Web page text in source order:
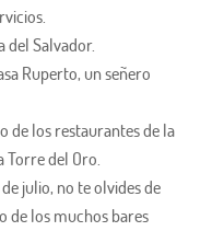
del Salvador.
Ruperto, un señero
de los restaurantes de la
Torre del Oro.
julio, no te olvides de
de los muchos bares